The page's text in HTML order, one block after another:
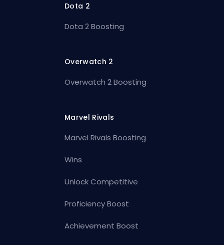
Dota 2
Dota 2 Boosting
Overwatch 2
Overwatch 2 Boosting
Marvel Rivals
Marvel Rivals Boosting
Wins
Unlock Competitive
Proficiency Boost
Achievement Boost